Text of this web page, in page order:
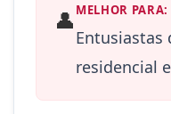
👤 MELHOR PARA:
Entusiastas
residencial